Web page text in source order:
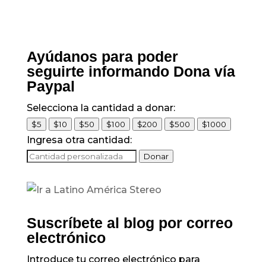
Ayúdanos para poder
seguirte informando Dona vía
Paypal
Selecciona la cantidad a donar:
$5 $10 $50 $100 $200 $500 $1000
Ingresa otra cantidad:
Donar
Suscríbete al blog por correo
electrónico
Introduce tu correo electrónico para